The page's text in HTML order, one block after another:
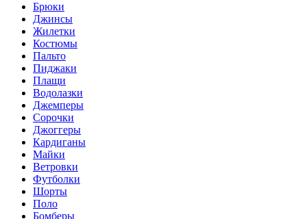
Брюки
Джинсы
Жилетки
Костюмы
Пальто
Пиджаки
Плащи
Водолазки
Джемперы
Сорочки
Джоггеры
Кардиганы
Майки
Ветровки
Футболки
Шорты
Поло
Бомберы